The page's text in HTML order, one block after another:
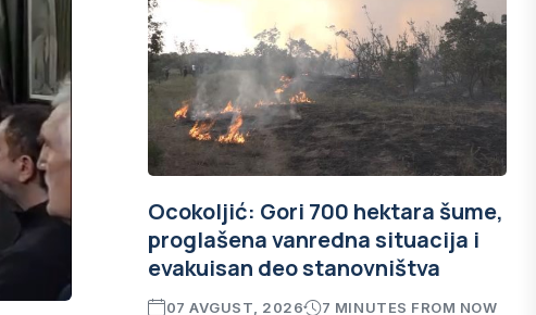
Ocokoljić: Gori 700 hektara šume,
proglašena vanredna situacija i
evakuisan deo stanovništva
07 AVGUST, 2026 7 MINUTES FROM NOW